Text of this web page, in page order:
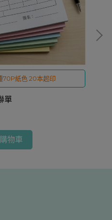
紙色 20本起印
單
物車